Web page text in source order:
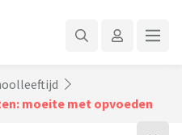
moeite met opvoeden